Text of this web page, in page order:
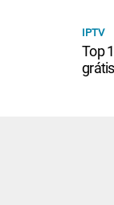
IPTV
Top